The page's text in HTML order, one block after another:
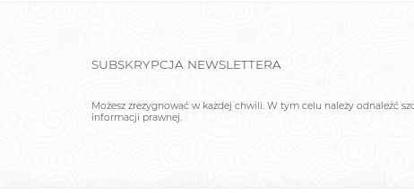
SUBSKRYPCJA NEWSLETTERA
Możesz zrezygnować w każdej chwili. W tym celu należy odnaleźć
informacji prawnej.